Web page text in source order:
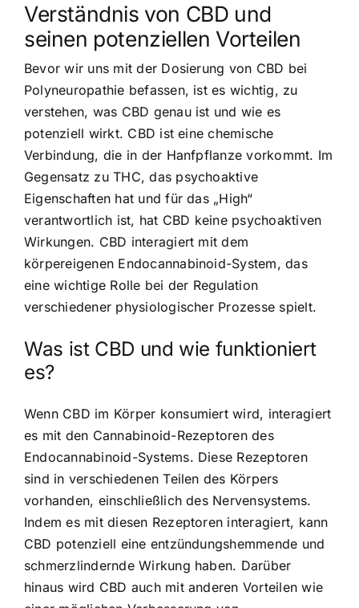
Verständnis von CBD und
seinen potenziellen Vorteilen
Bevor wir uns mit der Dosierung von CBD bei
Polyneuropathie befassen, ist es wichtig, zu
verstehen, was CBD genau ist und wie es
potenziell wirkt. CBD ist eine chemische
Verbindung, die in der Hanfpflanze vorkommt. Im
Gegensatz zu THC, das psychoaktive
Eigenschaften hat und für das „High“
verantwortlich ist, hat CBD keine psychoaktiven
Wirkungen. CBD interagiert mit dem
körpereigenen Endocannabinoid-System, das
eine wichtige Rolle bei der Regulation
verschiedener physiologischer Prozesse spielt.
Was ist CBD und wie funktioniert
es?
Wenn CBD im Körper konsumiert wird, interagiert
es mit den Cannabinoid-Rezeptoren des
Endocannabinoid-Systems. Diese Rezeptoren
sind in verschiedenen Teilen des Körpers
vorhanden, einschließlich des Nervensystems.
Indem es mit diesen Rezeptoren interagiert, kann
CBD potenziell eine entzündungshemmende und
schmerzlindernde Wirkung haben. Darüber
hinaus wird CBD auch mit anderen Vorteilen wie